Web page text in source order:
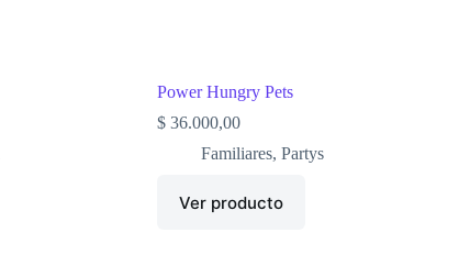
Power Hungry Pets
$ 36.000,00
Familiares,Partys
Ver producto